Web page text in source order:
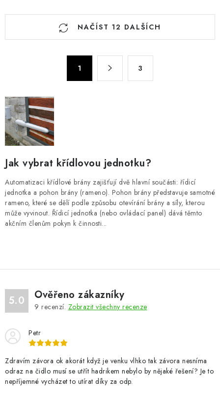
c
í
p
r
v
k
y
v
ý
p
i
NAČÍST 12 DALŠÍCH
á
n
k
o
v
n
í
1 3
Jak vybrat křídlovou jednotku?
Automatizaci křídlové brány zajišťují dvě hlavní součásti: řídicí
jednotka a pohon brány (rameno). Pohon brány představuje samotné
rameno, které se dělí podle způsobu otevírání brány a síly, kterou
může vyvinout. Řídicí jednotka (nebo ovládací panel) dává těmto
akčním členům pokyn k činnosti...
5.0 Ověřeno zákazníky
9 recenzí. Zobrazit všechny recenze
Petr
Zdravím závora ok akorát když je venku vlhko tak závora nesníma
odraz na čidlo musí se utřít hadrikem nebylo by nějaké řešení? Je to
nepříjemné vycházet to utírat díky za odp.